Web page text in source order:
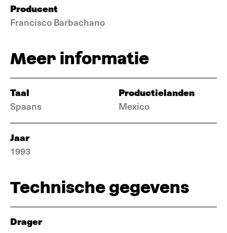
Producent
Francisco Barbachano
Meer informatie
Taal
Spaans
Productielanden
Mexico
Jaar
1993
Technische gegevens
Drager